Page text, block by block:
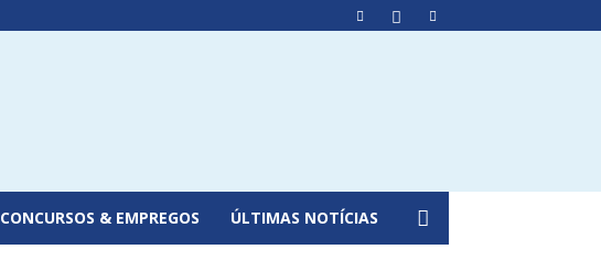
CONCURSOS & EMPREGOS ÚLTIMAS NOTÍCIAS